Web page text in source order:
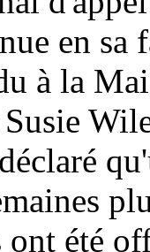
en
à la
ont été